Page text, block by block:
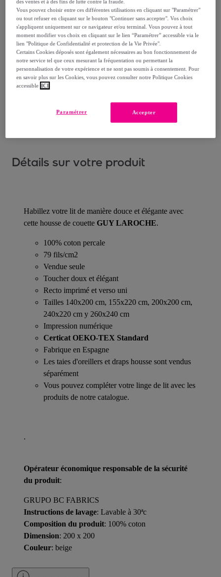
Livraison
Livraison à partir de4,95 €
Offerte par la marque dès 90 € d'achat
Livraison estimée: entre le09/08et le12/08
Détails sur votre produit
Habillez votre lit de manière douce et élégante avec
cette housse de couette GUY LAROCHE.
100% coton percale
79 fils/cm2
Vendue seule
Toucher doux et élégant
Recto imprimé et verso uni
Tailles 140x200 cm, 155x220 cm, 200x200 cm,
240x220 cm y 260x240 cm
Impression numérique
Certicat OEKO-TEX Standard
Fabrique en Espagne
Les taies d'oreillers et draps housse sont vendus
séparément
Vous pouvez compléter votre linge de lit avec les
produits de notre catalogue.
.
Opérateur économique responsable de la sécurité
du produit:
GRUPO BC FABRICS
Instructions de lavage: Lavable à 30ªc
Composition du produit: 100% coton
Dimension: 200 x 200
Couleur: beige
des ventes et à des fins de lutte contre la fraude.
Vous pouvez choisir entre ces différentes utilisations en cliquant sur "Paramétrer"
ou tout refuser en cliquant sur le bouton "Continuer sans accepter". Vos choix
s'appliquent uniquement sur ce navigateur et/ou terminal. Vous pouvez à tout
moment modifier vos choix en cliquant sur le lien “Paramétrer” accessible via le
lien "Politique de Confidentialité et protection de la Vie Privée".
Certains Cookies déposés sont également nécessaires au bon fonctionnement de
notre service tel que ceux mesurant la fréquentation ou permettant la
personnalisation de votre expérience et ne sont pas soumis à consentement. Pour
en savoir plus sur les Cookies, vous pouvez consulter notre Politique Cookies
accessible ICI
Accepter
Paramétrer